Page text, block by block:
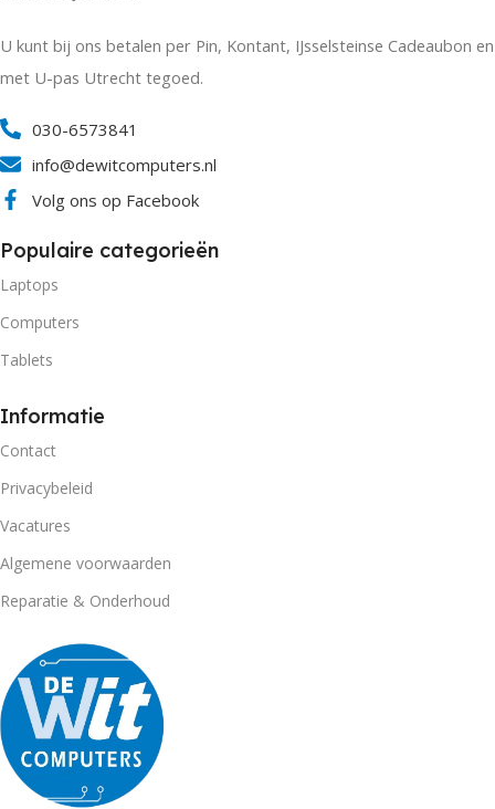
U kunt bij ons betalen per Pin, Kontant, IJsselsteinse Cadeaubon en
met U-pas Utrecht tegoed.
030-6573841
info@dewitcomputers.nl
Volg ons op Facebook
Populaire categorieën
Laptops
Computers
Tablets
Informatie
Contact
Privacybeleid
Vacatures
Algemene voorwaarden
Reparatie & Onderhoud